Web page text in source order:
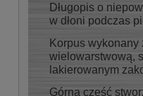
Długopis o
w dłoni podczas
Korpus
wielowarstwową,
lakierowanym
Górna część